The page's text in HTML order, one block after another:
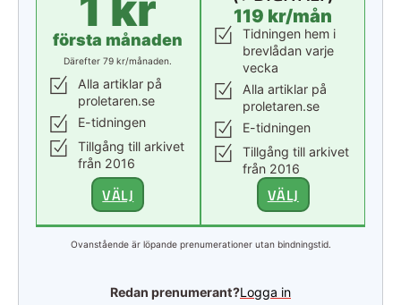
första månaden
Därefter 79 kr/månaden.
Alla artiklar på
proletaren.se
E-tidningen
Tillgång till arkivet
från 2016
VÄLJ
119 kr/mån
Tidningen hem i
brevlådan varje
vecka
Alla artiklar på
proletaren.se
E-tidningen
Tillgång till arkivet
från 2016
VÄLJ
Ovanstående är löpande prenumerationer utan bindningstid.
Redan prenumerant?Logga in